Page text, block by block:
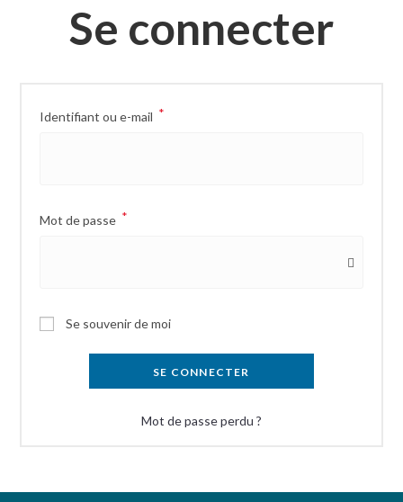
Se connecter
Identifiant ou e-mail *
Mot de passe *
Se souvenir de moi
SE CONNECTER
Mot de passe perdu ?